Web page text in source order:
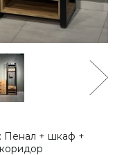
Пенал + шкаф +